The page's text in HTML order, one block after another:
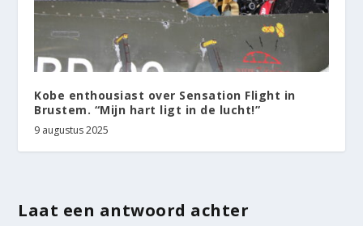
Kobe enthousiast over Sensation Flight in
Brustem. “Mijn hart ligt in de lucht!”
9 augustus 2025
Laat een antwoord achter